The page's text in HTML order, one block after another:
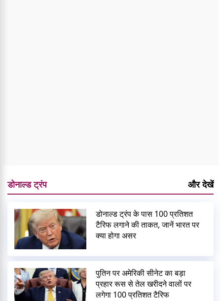
डोनाल्ड ट्रंप और देखें
डोनाल्ड ट्रंप के पास 100 प्रतिशत
टैरिफ लगाने की ताकत, जानें भारत पर
क्या होगा असर
पुतिन पर अमेरिकी सीनेट का बड़ा
प्रहार रूस से तेल खरीदने वालों पर
लगेगा 100 प्रतिशत टैरिफ